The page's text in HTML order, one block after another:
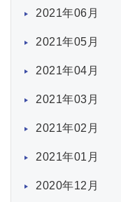
2021年06月
2021年05月
2021年04月
2021年03月
2021年02月
2021年01月
2020年12月